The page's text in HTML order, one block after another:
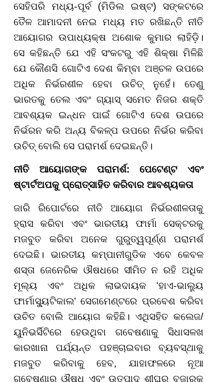
ସେହିପରି ମଧ୍ୟ-ପୂର୍ବ (ମିଡିଲ ଇଷ୍ଟ) ସଙ୍କଟରେ
ତୈଳ ଆମାଦନୀ ନେଇ ମଧ୍ୟ ମତ ରଖିଛନ୍ତି ନୀତି
ଆୟୋଗର ଉପାଧ୍ୟକ୍ଷ ଅଶୋକ କୁମାର ଲାହିଡ଼ି।
ସେ କହିଛନ୍ତି ଯେ ଏହି ସଂକଟରୁ ଏହି ଶିକ୍ଷା ମିଳିଛି
ଯେ କୌଣସି ଗୋଟିଏ ଦେଶ କିମ୍ବା ଅଞ୍ଚଳ ଉପରେ
ଅଧିକ ନିର୍ଭରଶୀଳ ହେବା ଉଚିତ୍ ନୁହେଁ। ତେଣୁ
ଭାରତକୁ ତେଲ ଏବଂ ଗ୍ୟାସ୍ ସମେତ ନିଜର ଶକ୍ତି
ଆବଶ୍ୟକ ଇନ୍ଧନ ପାଇଁ ଗୋଟିଏ ଦେଶ ଉପରେ
ନିର୍ଭରନ କରି ଅନ୍ୟ ବିକଳ୍ପ ଉପରେ ନିର୍ଭର କରିବା
ଉଚିତ୍ ବୋଲି ସେ ପରାମର୍ଶ ଦେଇଛନ୍ତି।
ନୀତି ଆୟୋଗଙ୍କ ପରାମର୍ଶ: ପେଟେଣ୍ଟ ଏବଂ
ଷ୍ଟାର୍ଟଅପକୁ ପ୍ରୋତ୍ସାହିତ କରିବାର ଆବଶ୍ୟକତା
ଜାରି ରିପୋର୍ଟରେ ନୀତି ଆୟୋଗ ନିର୍ଭରଶୀଳତାକୁ
ହ୍ରାସ କରିବା ଏବଂ ଭାରତୀୟ ଫାର୍ମା ସେକ୍ଟରକୁ
ମଜବୁତ କରିବା ଅନେକ ଗୁରୁତ୍ୱପୂର୍ଣ୍ଣ ପରାମର୍ଶ
ଦେଇଛି। ଭାରତୀୟ କମ୍ପାନୀଗୁଡିକ ଏବେ କେବଳ
ଶସ୍ତା ଜେନେରିକ ଔଷଧରେ ସୀମିତ ନ ରହି ଅଧିକ
ମୂଲ୍ୟ ଏବଂ ଅଧିକ ଲାଭଦାୟକ 'ହାଏ-ଭାଲ୍ୟୁ
ଫାର୍ମାସ୍ୟୁଟିକାଲ' ସେଗମେଣ୍ଟରେ ପ୍ରବେଶ କରିବା
ଉଚିତ ବୋଲି ଆୟୋଗ କହିଛି। ଏଥିସହିତ କଲେଜ/
ୟୁନିଭର୍ସିଟିରେ ହେଉଥିବା ଗବେଷଣାକୁ ସିଧାସଳଖ
କାରଖାନା ପର୍ଯ୍ୟନ୍ତ ପହଞ୍ଚାଇବାର ବ୍ୟବସ୍ଥାକୁ
ମଜବୁତ କରିବାକୁ ହେବ, ଯାହାଫଳରେ ନୂଆ
ଗବେଷଣାରୁ ଔଷଧ ଏବଂ ଉତ୍ପାଦ ଶୀଘ୍ର ବଜାରକୁ